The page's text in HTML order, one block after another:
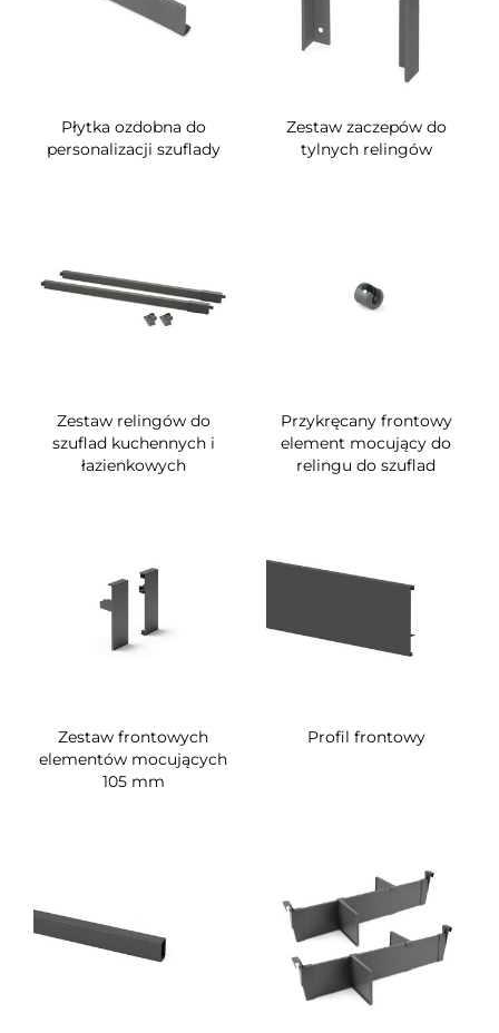
Płytka ozdobna do
personalizacji szuflady
Zestaw zaczepów do
tylnych relingów
Zestaw relingów do
szuflad kuchennych i
łazienkowych
Przykręcany frontowy
element mocujący do
relingu do szuflad
Zestaw frontowych
elementów mocujących
105 mm
Profil frontowy